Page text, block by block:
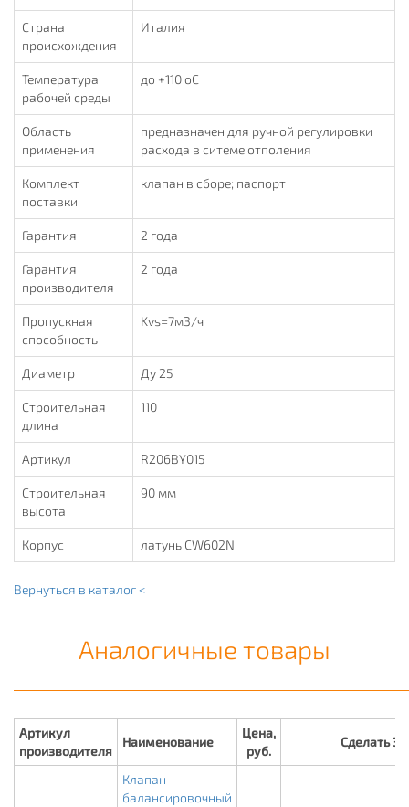
Страна
происхождения
Италия
Температура
рабочей среды
до +110 oC
Область
применения
предназначен для ручной регулировки
расхода в ситеме отполения
Комплект
поставки
клапан в сборе; паспорт
Гарантия 2 года
Гарантия
производителя
2 года
Пропускная
способность
Kvs=7м3/ч
Диаметр Ду 25
Строительная
длина
110
Артикул R206BY015
Строительная
высота
90 мм
Корпус латунь CW602N
Вернуться в каталог <
Аналогичные товары
Артикул
производителя
Наименование
Цена,
руб.
Сделать
Клапан
балансировочный